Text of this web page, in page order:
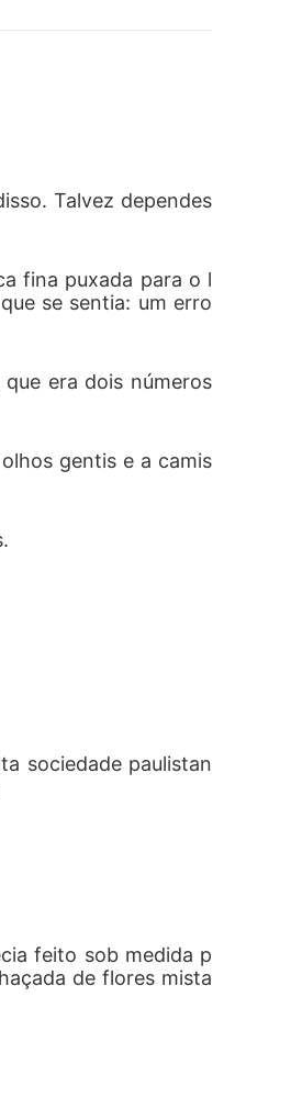
Talvez dependes
fina puxada para o l
se sentia: um erro
era dois números
gentis e a camis
sociedade paulistan
feito sob medida p
de flores mista